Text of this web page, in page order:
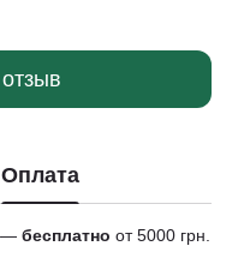
Оплата
— бесплатно от 5000 грн.